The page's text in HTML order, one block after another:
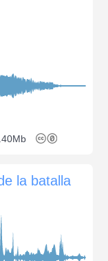
la batalla